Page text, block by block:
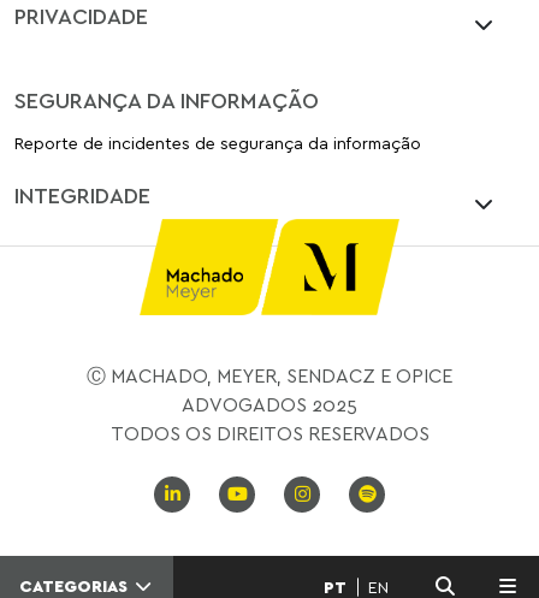
PRIVACIDADE
SEGURANÇA DA INFORMAÇÃO
Reporte de incidentes de segurança da informação
INTEGRIDADE
Ⓒ MACHADO, MEYER, SENDACZ E OPICE
ADVOGADOS 2025
TODOS OS DIREITOS RESERVADOS
CATEGORIAS PT EN